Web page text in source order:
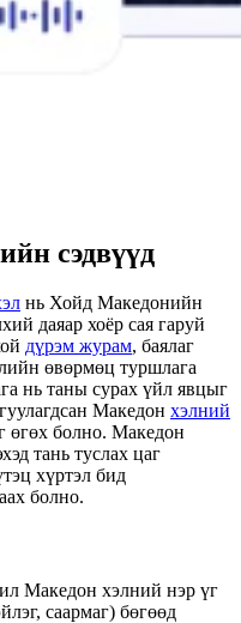
сэдвүүд
нь Хойд Македонийн
даяар хоёр сая гаруй
дүрэм журам, баялаг
өвөрмөц туршлага
нь таны сурах үйл явцыг
Македон хэлний
өгөх болно. Македон
тань туслах цаг
хүртэл бид
болно.
Македон хэлний нэр үг
саармаг) бөгөөд